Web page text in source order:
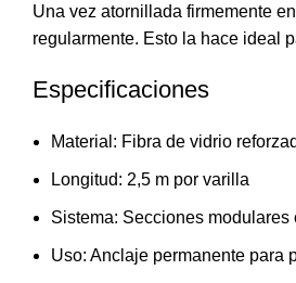
Una vez atornillada firmemente
regularmente. Esto la hace ideal
Especificaciones
Material: Fibra de vidrio
Longitud: 2,5 m por varilla
Sistema: Secciones modulares
Uso: Anclaje permanente para